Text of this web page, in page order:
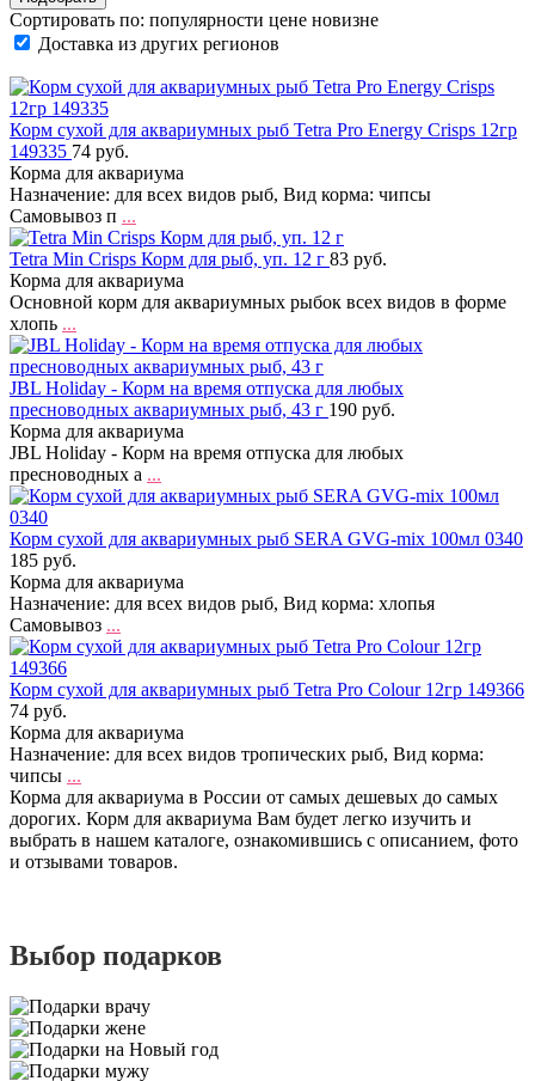
Сортировать по: популярности цене новизне
Доставка из других регионов
Корм сухой для аквариумных рыб Tetra Pro Energy Crisps 12гр
149335 74 руб.
Корма для аквариума
Назначение: для всех видов рыб, Вид корма: чипсы
Самовывоз п ...
Tetra Min Crisps Корм для рыб, уп. 12 г 83 руб.
Корма для аквариума
Основной корм для аквариумных рыбок всех видов в форме
хлопь ...
JBL Holiday - Корм на время отпуска для любых
пресноводных аквариумных рыб, 43 г 190 руб.
Корма для аквариума
JBL Holiday - Корм на время отпуска для любых
пресноводных а ...
Корм сухой для аквариумных рыб SERA GVG-mix 100мл 0340
185 руб.
Корма для аквариума
Назначение: для всех видов рыб, Вид корма: хлопья
Самовывоз ...
Корм сухой для аквариумных рыб Tetra Pro Colour 12гр 149366
74 руб.
Корма для аквариума
Назначение: для всех видов тропических рыб, Вид корма:
чипсы ...
Корма для аквариума в России от самых дешевых до самых
дорогих. Корм для аквариума Вам будет легко изучить и
выбрать в нашем каталоге, ознакомившись с описанием, фото
и отзывами товаров.
Выбор подарков